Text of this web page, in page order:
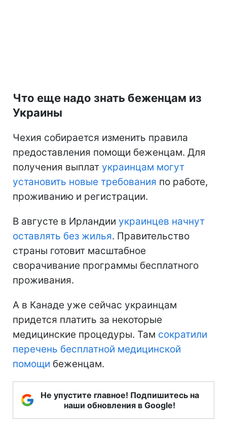
Что еще надо знать беженцам из
Украины
Чехия собирается изменить правила
предоставления помощи беженцам. Для
получения выплат украинцам могут
установить новые требования по работе,
проживанию и регистрации.
В августе в Ирландии украинцев начнут
оставлять без жилья. Правительство
страны готовит масштабное
сворачивание программы бесплатного
проживания.
А в Канаде уже сейчас украинцам
придется платить за некоторые
медицинские процедуры. Там сократили
перечень бесплатной медицинской
помощи беженцам.
Не упустите главное! Подпишитесь на
наши обновления в Google!